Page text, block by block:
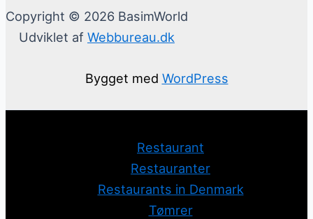
Copyright © 2026 BasimWorld
Udviklet af Webbureau.dk
Bygget med WordPress
Restaurant
Restauranter
Restaurants in Denmark
Tømrer